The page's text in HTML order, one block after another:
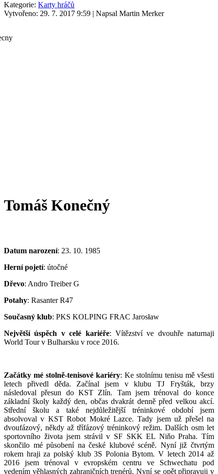
Kategorie: Karty hráčů
Vytvořeno: 29. 7. 2017 9:59 | Napsal Martin Merker
Tomáš Konečný
Datum narození: 23. 10. 1985
Herní pojetí: útočné
Dřevo: Andro Treiber G
Potahy: Rasanter R47
Současný klub: PKS KOLPING FRAC Jarosław
Největší úspěch v celé kariéře: Vítězství ve dvouhře naturnaji
World Tour v Bulharsku v roce 2016.
Začátky mé stolně-tenisové kariéry: Ke stolnímu tenisu mě všesti
letech přivedl děda. Začínal jsem v klubu TJ Fryšták, brzy
následoval přesun do KST Zlín. Tam jsem trénoval do konce
základní školy každý den, občas dvakrát denně před velkou akcí.
Střední školu a také nejdůležitější tréninkové období jsem
absolvoval v KST Robot Mokré Lazce. Tady jsem už přešel na
dvoufázový, někdy až třífázový tréninkový režim. Dalších osm let
sportovního života jsem strávil v SF SKK EL Niňo Praha. Tím
skončilo mé působení na české klubové scéně. Nyní již čtvrtým
rokem hraji za polský klub 3S Polonia Bytom. V letech 2014 až
2016 jsem trénoval v evropském centru ve Schwechatu pod
vedením věhlasných zahraničních trenérů. Nyní se opět připravuji v